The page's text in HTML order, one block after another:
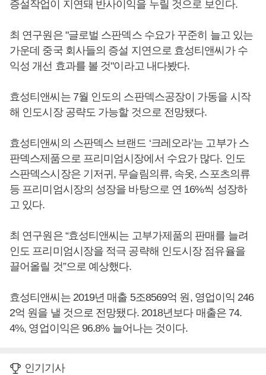
증설작업이 지연돼 반사이익을 누릴 것으로 보인다.
최 연구원은 "글로벌 스판덱스 수요가 꾸준히 늘고 있는
가운데 중국 회사들의 증설 지연으로 효성티앤씨가 수
익성 개선 효과를 볼 것"이라고 내다봤다.
효성티앤씨는 7월 인도의 스판덱스공장이 가동을 시작
해 인도시장 공략도 가능할 것으로 전망됐다.
효성티앤씨의 스판덱스 브랜드 ‘크레오라’는 고부가 스
판덱스제품으로 프리미엄시장에서 수요가 많다. 인도
스판덱스시장은 기저귀, 무슬림의류, 속옷, 스포츠의류
등 프리미엄시장의 성장을 바탕으로 연 16%씩 성장하
고 있다.
최 연구원은 “효성티앤씨는 고부가제품의 판매를 늘려
인도 프리미엄시장을 적극 공략해 인도시장 점유율을
끌어올릴 것”으로 예상했다.
효성티앤씨는 2019년 매출 5조8569억 원, 영업이익 246
2억 원을 낼 것으로 전망됐다. 2018년보다 매출은 74.
4%, 영업이익은 96.8% 늘어나는 것이다.
인기기사